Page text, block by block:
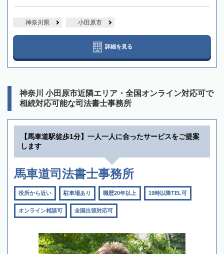
神奈川県 小田原市
詳細を見る
神奈川 小田原市近隣エリア・全国オンライン対応可で
相続対応可能な司法書士事務所
【馬車道駅徒歩1分】一人一人に合ったサービスをご提案
します
馬車道司法書士事務所
役所から近い 駐車場あり 職歴20年以上 19時以降TEL可
オンライン相談可 全国出張対応可